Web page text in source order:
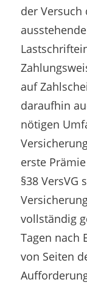
der Versuch
auf
daraufhin
nötigen
erste
§38 VersVG
vollständig
Tagen nach
von Seiten